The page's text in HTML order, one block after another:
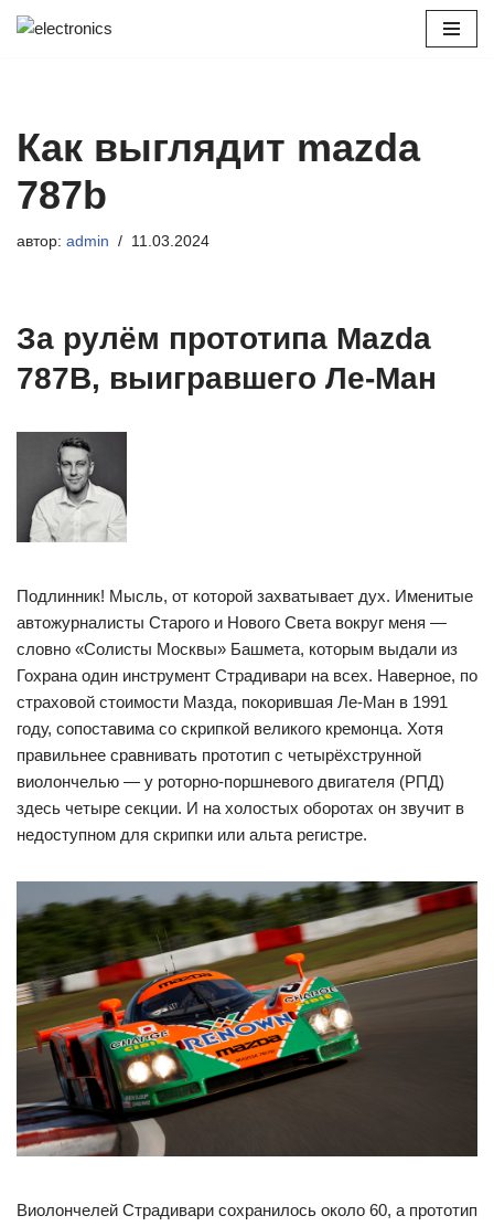
Как выглядит mazda
787b
автор: admin 11.03.2024
За рулём прототипа Mazda
787B, выигравшего Ле-Ман
Подлинник! Мысль, от которой захватывает дух. Именитые
автожурналисты Старого и Нового Света вокруг меня —
словно «Солисты Москвы» Башмета, которым выдали из
Гохрана один инструмент Страдивари на всех. Наверное, по
страховой стоимости Мазда, покорившая Ле-Ман в 1991
году, сопоставима со скрипкой великого кремонца. Хотя
правильнее сравнивать прототип с четырёхструнной
виолончелью — у роторно-поршневого двигателя (РПД)
здесь четыре секции. И на холостых оборотах он звучит в
недоступном для скрипки или альта регистре.
Виолончелей Страдивари сохранилось около 60, а прототип